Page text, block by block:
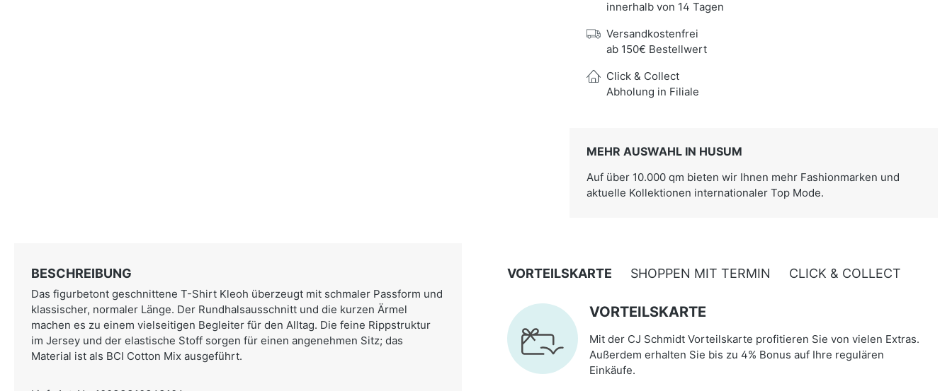
innerhalb von 14 Tagen
Versandkostenfrei
ab 150€ Bestellwert
Click & Collect
Abholung in Filiale
MEHR AUSWAHL IN HUSUM
Auf über 10.000 qm bieten wir Ihnen mehr Fashionmarken und
aktuelle Kollektionen internationaler Top Mode.
BESCHREIBUNG
Das figurbetont geschnittene T-Shirt Kleoh überzeugt mit schmaler Passform und
klassischer, normaler Länge. Der Rundhalsausschnitt und die kurzen Ärmel
machen es zu einem vielseitigen Begleiter für den Alltag. Die feine Rippstruktur
im Jersey und der elastische Stoff sorgen für einen angenehmen Sitz; das
Material ist als BCI Cotton Mix ausgeführt.
VORTEILSKARTE SHOPPEN MIT TERMIN CLICK & COLLECT
VORTEILSKARTE
Mit der CJ Schmidt Vorteilskarte profitieren Sie von vielen Extras.
Außerdem erhalten Sie bis zu 4% Bonus auf Ihre regulären
Einkäufe.